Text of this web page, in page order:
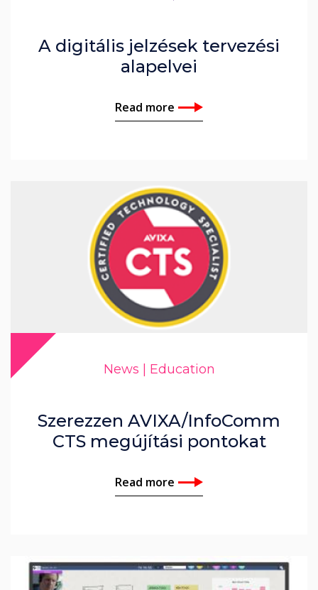
A digitális jelzések tervezési
alapelvei
Read more
News | Education
Szerezzen AVIXA/InfoComm
CTS megújítási pontokat
Read more